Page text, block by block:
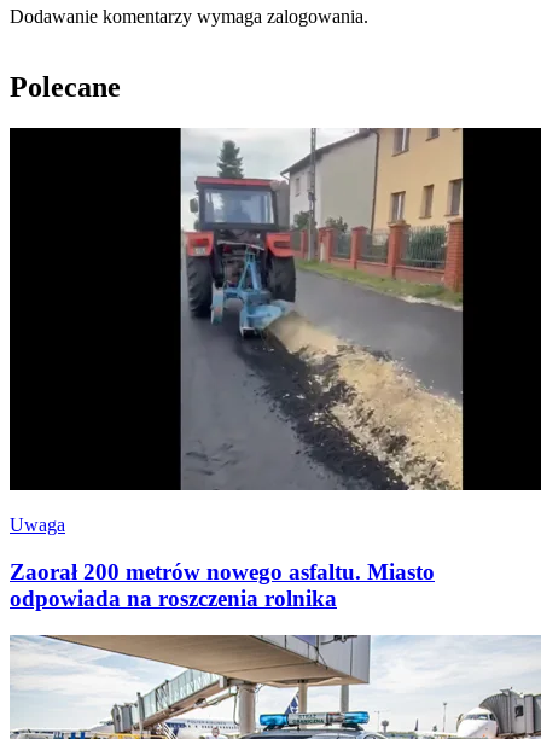
Dodawanie komentarzy wymaga zalogowania.
Polecane
Uwaga
Zaorał 200 metrów nowego asfaltu. Miasto
odpowiada na roszczenia rolnika